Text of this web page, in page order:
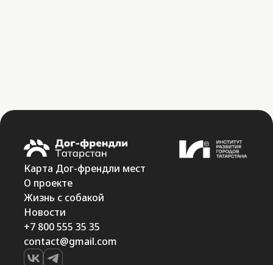
Карта Дог-френдли мест
О проекте
Жизнь с собакой
Новости
+7 800 555 35 35
contact@gmail.com